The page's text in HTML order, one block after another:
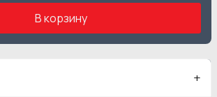
В корзину